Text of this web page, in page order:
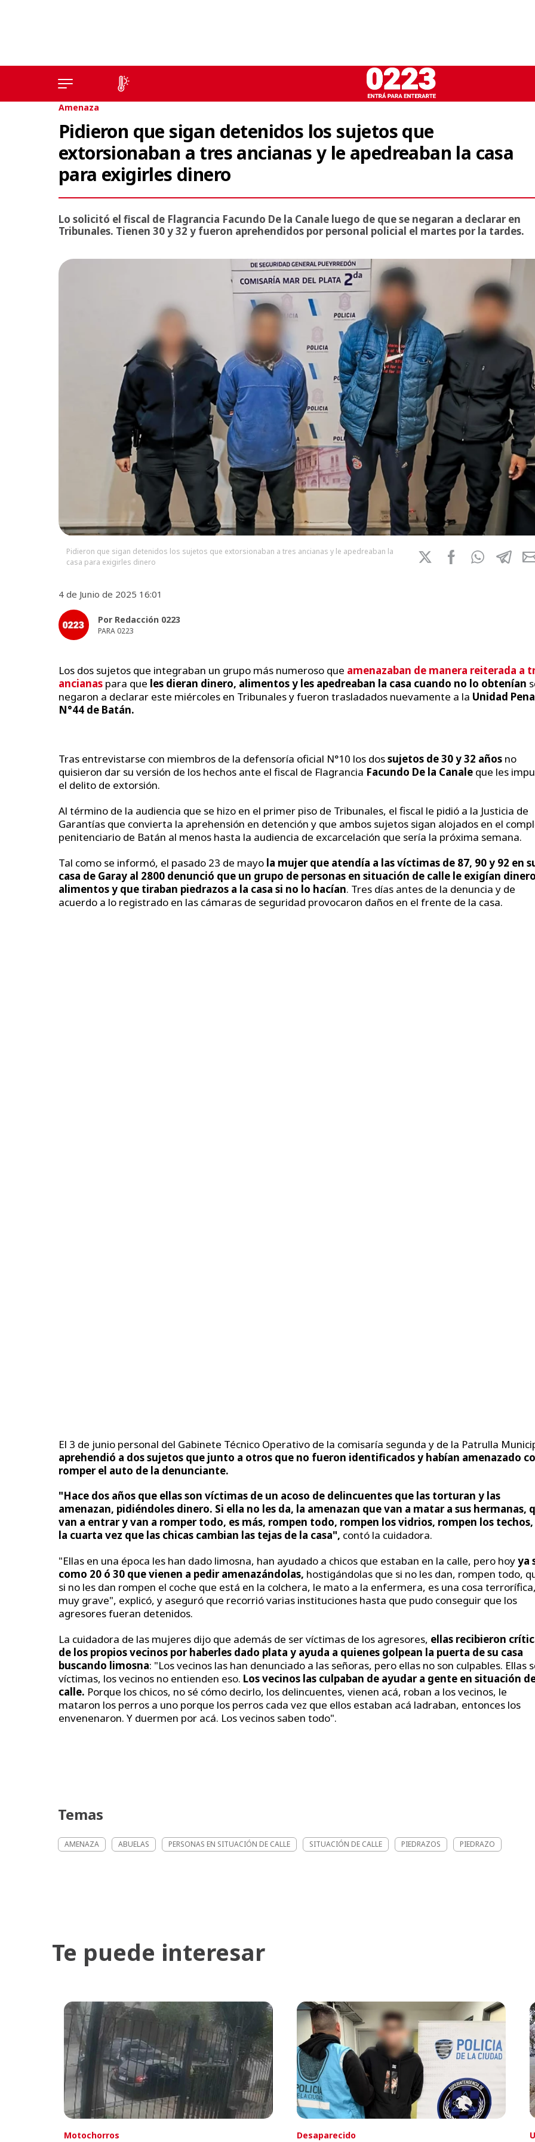
Amenaza
Pidieron que sigan detenidos los sujetos que
extorsionaban a tres ancianas y le apedreaban la casa
para exigirles dinero
Lo solicitó el fiscal de Flagrancia Facundo De la Canale luego de que se negaran a declarar en
Tribunales. Tienen 30 y 32 y fueron aprehendidos por personal policial el martes por la tardes.
Pidieron que sigan detenidos los sujetos que extorsionaban a tres ancianas y le apedreaban la
casa para exigirles dinero
4 de Junio de 2025 16:01
Por Redacción 0223
PARA 0223
Los dos sujetos que integraban un grupo más numeroso que amenazaban de manera reiterada a
ancianas para que les dieran dinero, alimentos y les apedreaban la casa cuando no lo obtenían
negaron a declarar este miércoles en Tribunales y fueron trasladados nuevamente a la Unidad
N°44 de Batán.
Tras entrevistarse con miembros de la defensoría oficial N°10 los dossujetos de 30 y 32 años no
quisieron dar su versión de los hechos ante el fiscal de Flagrancia Facundo De la Canale que les
el delito de extorsión.
Al término de la audiencia que se hizo en el primer piso de Tribunales, el fiscal le pidió a la Justicia de
Garantías que convierta la aprehensión en detención y que ambos sujetos sigan alojados en el
penitenciario de Batán al menos hasta la audiencia de excarcelación que sería la próxima semana.
Tal como se informó, el pasado 23 de mayo la mujer que atendía a las víctimas de 87, 90 y 92 en
casa de Garay al 2800 denunció que un grupo de personas en situación de calle le exigían
alimentos y que tiraban piedrazos a la casa si no lo hacían. Tres días antes de la denuncia y de
acuerdo a lo registrado en las cámaras de seguridad provocaron daños en el frente de la casa.
El 3 de junio personal del Gabinete Técnico Operativo de la comisaría segunda y de la Patrulla
aprehendió a dos sujetos que junto a otros que no fueron identificados y habían amenazado
romper el auto de la denunciante.
"Hace dos años que ellas son víctimas de un acoso de delincuentes que las torturan y las
amenazan, pidiéndoles dinero. Si ella no les da, la amenazan que van a matar a sus hermanas,
van a entrar y van a romper todo, es más, rompen todo, rompen los vidrios, rompen los techos,
la cuarta vez que las chicas cambian las tejas de la casa", contó la cuidadora.
"Ellas en una época les han dado limosna, han ayudado a chicos que estaban en la calle, pero hoyya
como 20 ó 30 que vienen a pedir amenazándolas, hostigándolas que si no les dan, rompen todo,
si no les dan rompen el coche que está en la colchera, le mato a la enfermera, es una cosa
muy grave", explicó, y aseguró que recorrió varias instituciones hasta que pudo conseguir que los
agresores fueran detenidos.
La cuidadora de las mujeres dijo que además de ser víctimas de los agresores, ellas recibieron
de los propios vecinos por haberles dado plata y ayuda a quienes golpean la puerta de su casa
buscando limosna: "Los vecinos las han denunciado a las señoras, pero ellas no son culpables. Ellas
víctimas, los vecinos no entienden eso. Los vecinos las culpaban de ayudar a gente en situación
calle. Porque los chicos, no sé cómo decirlo, los delincuentes, vienen acá, roban a los vecinos, le
mataron los perros a uno porque los perros cada vez que ellos estaban acá ladraban, entonces los
envenenaron. Y duermen por acá. Los vecinos saben todo".
Temas
AMENAZA ABUELAS PERSONAS EN SITUACIÓN DE CALLE SITUACIÓN DE CALLE PIEDRAZOS PIEDRAZO
Te puede interesar
Motochorros Desaparecido